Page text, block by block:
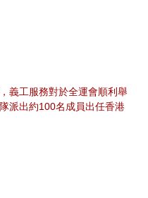
義工服務對於全運會順利舉
派出約100名成員出任香港